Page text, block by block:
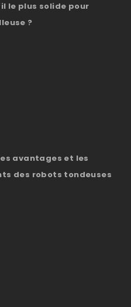
le plus solide pour
?
avantages et les
des robots tondeuses